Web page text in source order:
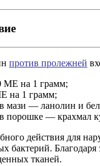
против пролежней
МЕ на 1 грамм;
на 1 грамм;
мази — ланолин и
порошке — крахмал
действия для
бактерий.
тканей.